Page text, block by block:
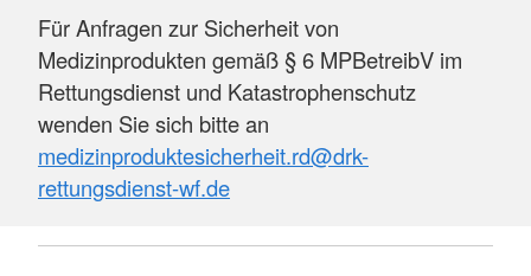
Für Anfragen zur Sicherheit von
Medizinprodukten gemäß § 6 MPBetreibV im
Rettungsdienst und Katastrophenschutz
wenden Sie sich bitte an
medizinproduktesicherheit.rd@drk-
rettungsdienst-wf.de